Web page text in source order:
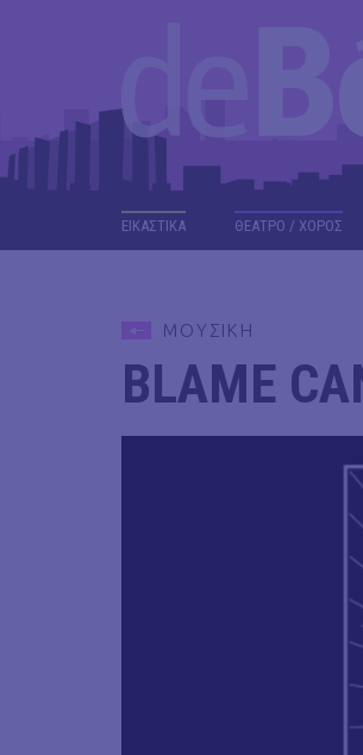
ΕΙΚΑΣΤΙΚΑ ΘΕΑΤΡΟ / ΧΟΡΟΣ
ΜΟΥΣΙΚΗ
BLAME